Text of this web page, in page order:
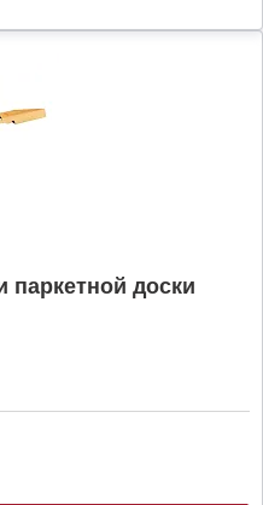
паркетной доски